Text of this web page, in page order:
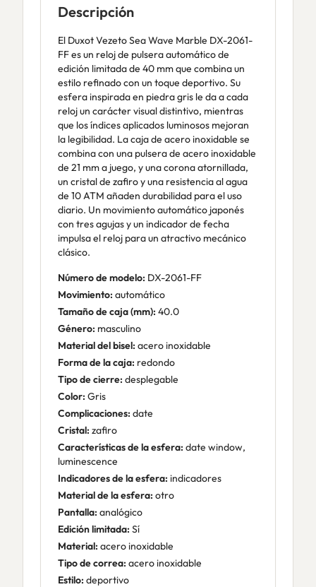
Descripción
El Duxot Vezeto Sea Wave Marble DX-2061-
FF es un reloj de pulsera automático de
edición limitada de 40 mm que combina un
estilo refinado con un toque deportivo. Su
esfera inspirada en piedra gris le da a cada
reloj un carácter visual distintivo, mientras
que los índices aplicados luminosos mejoran
la legibilidad. La caja de acero inoxidable se
combina con una pulsera de acero inoxidable
de 21 mm a juego, y una corona atornillada,
un cristal de zafiro y una resistencia al agua
de 10 ATM añaden durabilidad para el uso
diario. Un movimiento automático japonés
con tres agujas y un indicador de fecha
impulsa el reloj para un atractivo mecánico
clásico.
Número de modelo: DX-2061-FF
Movimiento: automático
Tamaño de caja (mm): 40.0
Género: masculino
Material del bisel: acero inoxidable
Forma de la caja: redondo
Tipo de cierre: desplegable
Color: Gris
Complicaciones: date
Cristal: zafiro
Características de la esfera: date window,
luminescence
Indicadores de la esfera: indicadores
Material de la esfera: otro
Pantalla: analógico
Edición limitada: Sí
Material: acero inoxidable
Tipo de correa: acero inoxidable
Estilo: deportivo